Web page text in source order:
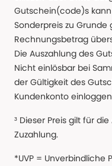
Gutschein(code)s
Sonderpreis zu Grunde
Rechnungsbetrag
Die Auszahlung des
Nicht einlösbar bei
der Gültigkeit des
Kundenkonto
³ Dieser Preis gilt für
Zuzahlung.
*UVP = Unverbindliche